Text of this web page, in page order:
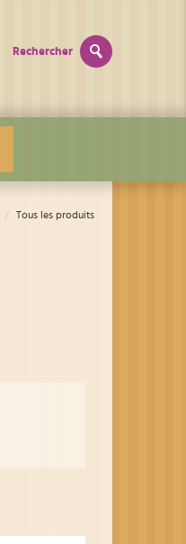
Tous les produits
Rechercher